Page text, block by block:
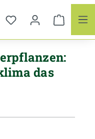
das